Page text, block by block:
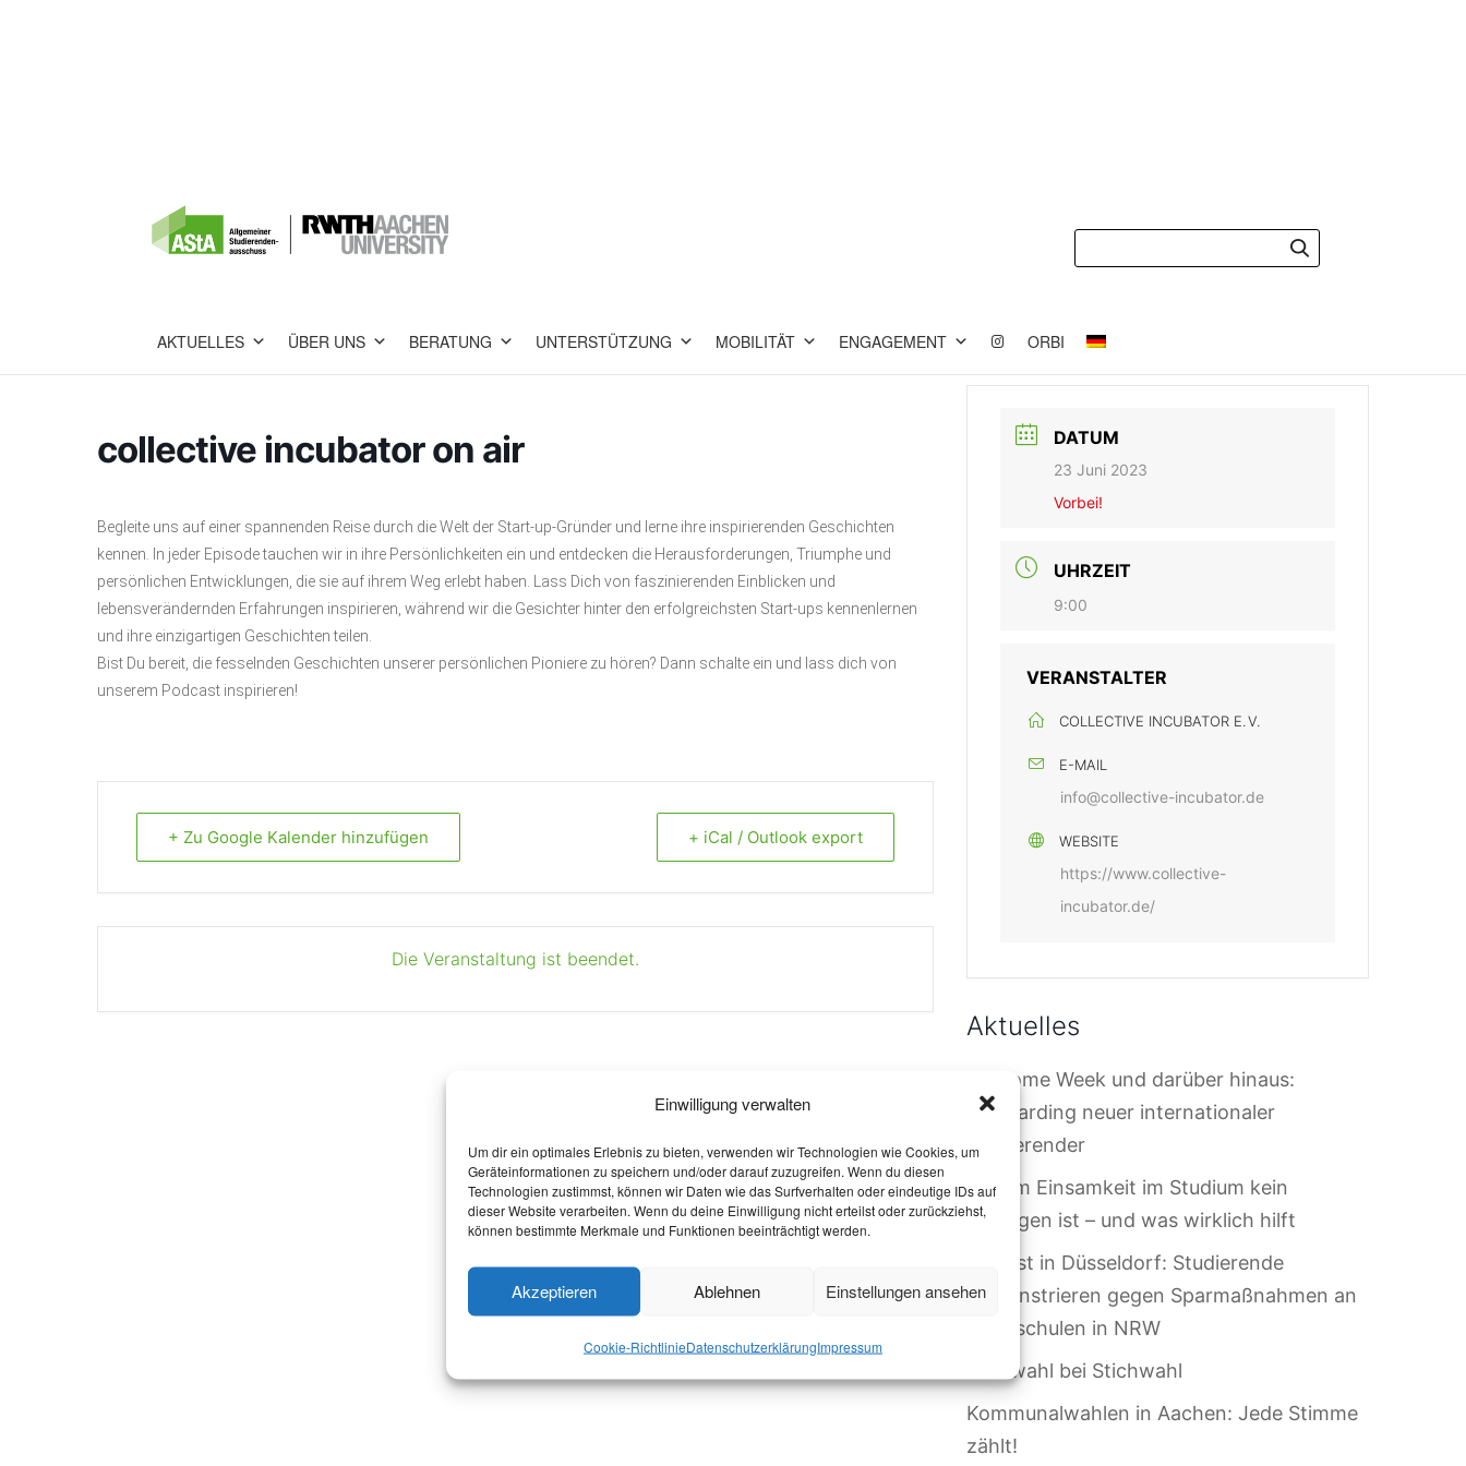
Einwilligung verwalten
Um dir ein optimales Erlebnis zu bieten, verwenden wir Technologien wie Cookies, um
Geräteinformationen zu speichern und/oder darauf zuzugreifen. Wenn du diesen
Technologien zustimmst, können wir Daten wie das Surfverhalten oder eindeutige IDs auf
dieser Website verarbeiten. Wenn du deine Einwilligung nicht erteilst oder zurückziehst,
können bestimmte Merkmale und Funktionen beeinträchtigt werden.
Akzeptieren Ablehnen Einstellungen ansehen
Cookie-RichtlinieDatenschutzerklärungImpressum
AKTUELLES ÜBER UNS BERATUNG UNTERSTÜTZUNG MOBILITÄT ENGAGEMENT ORBI
collective incubator on air
Begleite uns auf einer spannenden Reise durch die Welt der Start-up-Gründer und lerne ihre inspirierenden Geschichten
kennen. In jeder Episode tauchen wir in ihre Persönlichkeiten ein und entdecken die Herausforderungen, Triumphe und
persönlichen Entwicklungen, die sie auf ihrem Weg erlebt haben. Lass Dich von faszinierenden Einblicken und
lebensverändernden Erfahrungen inspirieren, während wir die Gesichter hinter den erfolgreichsten Start-ups kennenlernen
und ihre einzigartigen Geschichten teilen.
Bist Du bereit, die fesselnden Geschichten unserer persönlichen Pioniere zu hören? Dann schalte ein und lass dich von
unserem Podcast inspirieren!
+ Zu Google Kalender hinzufügen + iCal / Outlook export
Die Veranstaltung ist beendet.
DATUM
23 Juni 2023
Vorbei!
UHRZEIT
9:00
VERANSTALTER
COLLECTIVE INCUBATOR E. V.
E-MAIL
info@collective-incubator.de
WEBSITE
https://www.collective-
incubator.de/
Aktuelles
Welcome Week und darüber hinaus:
Onboarding neuer internationaler
Studierender
Warum Einsamkeit im Studium kein
Versagen ist – und was wirklich hilft
Protest in Düsseldorf: Studierende
demonstrieren gegen Sparmaßnahmen an
Hochschulen in NRW
Briefwahl bei Stichwahl
Kommunalwahlen in Aachen: Jede Stimme
zählt!